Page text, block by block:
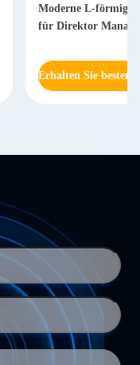
Moderne L-förmige
für Direktor
Erhalten Sie besten